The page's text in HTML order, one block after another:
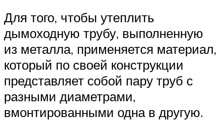
Для того, чтобы утеплить
дымоходную трубу, выполненную
из металла, применяется материал,
который по своей конструкции
представляет собой пару труб с
разными диаметрами,
вмонтированными одна в другую.